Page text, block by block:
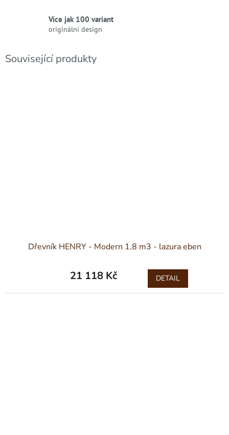
Více jak 100 variant
originální design
Související produkty
Dřevník HENRY - Modern 1,8 m3 - lazura eben
21 118 Kč DETAIL